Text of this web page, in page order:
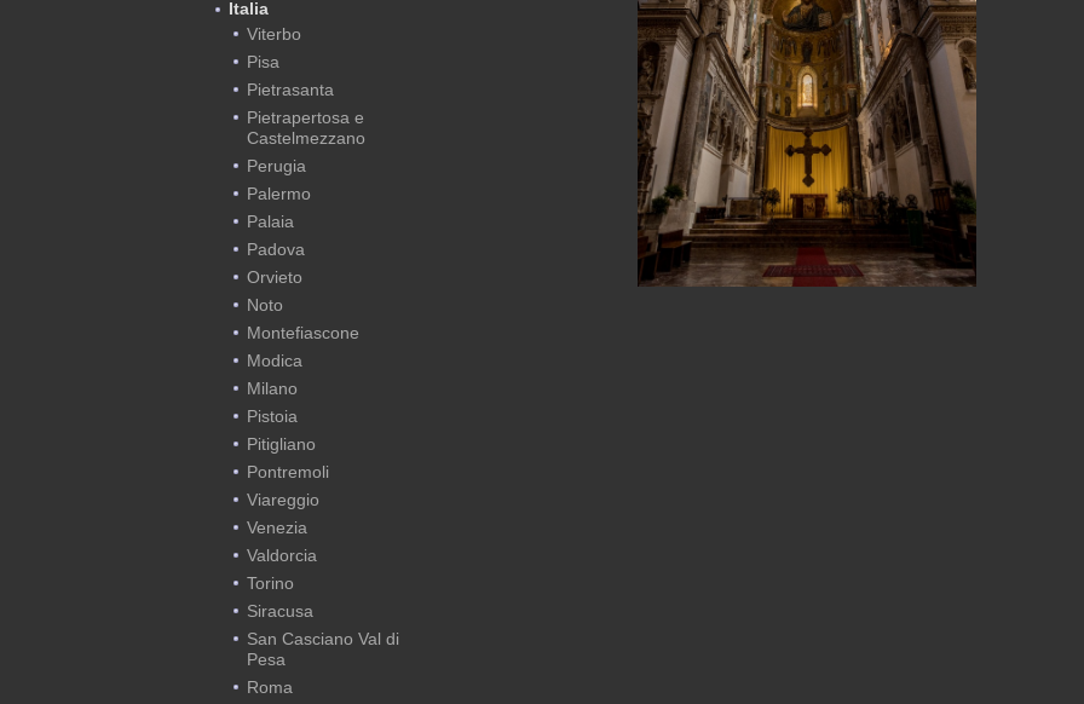
Italia
Viterbo
Pisa
Pietrasanta
Pietrapertosa e
Castelmezzano
Perugia
Palermo
Palaia
Padova
Orvieto
Noto
Montefiascone
Modica
Milano
Pistoia
Pitigliano
Pontremoli
Viareggio
Venezia
Valdorcia
Torino
Siracusa
San Casciano Val di
Pesa
Roma